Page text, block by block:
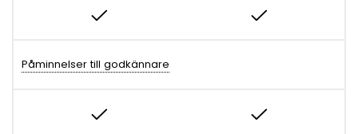
Påminnelser till godkännare